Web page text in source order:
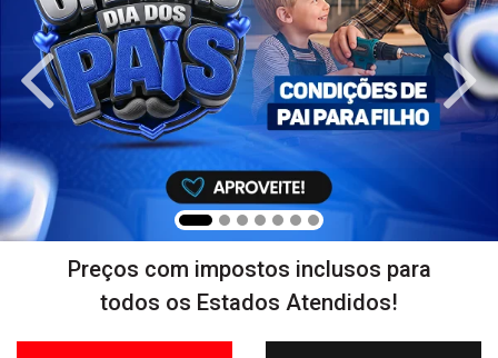
Preços com impostos inclusos para
todos os Estados Atendidos!